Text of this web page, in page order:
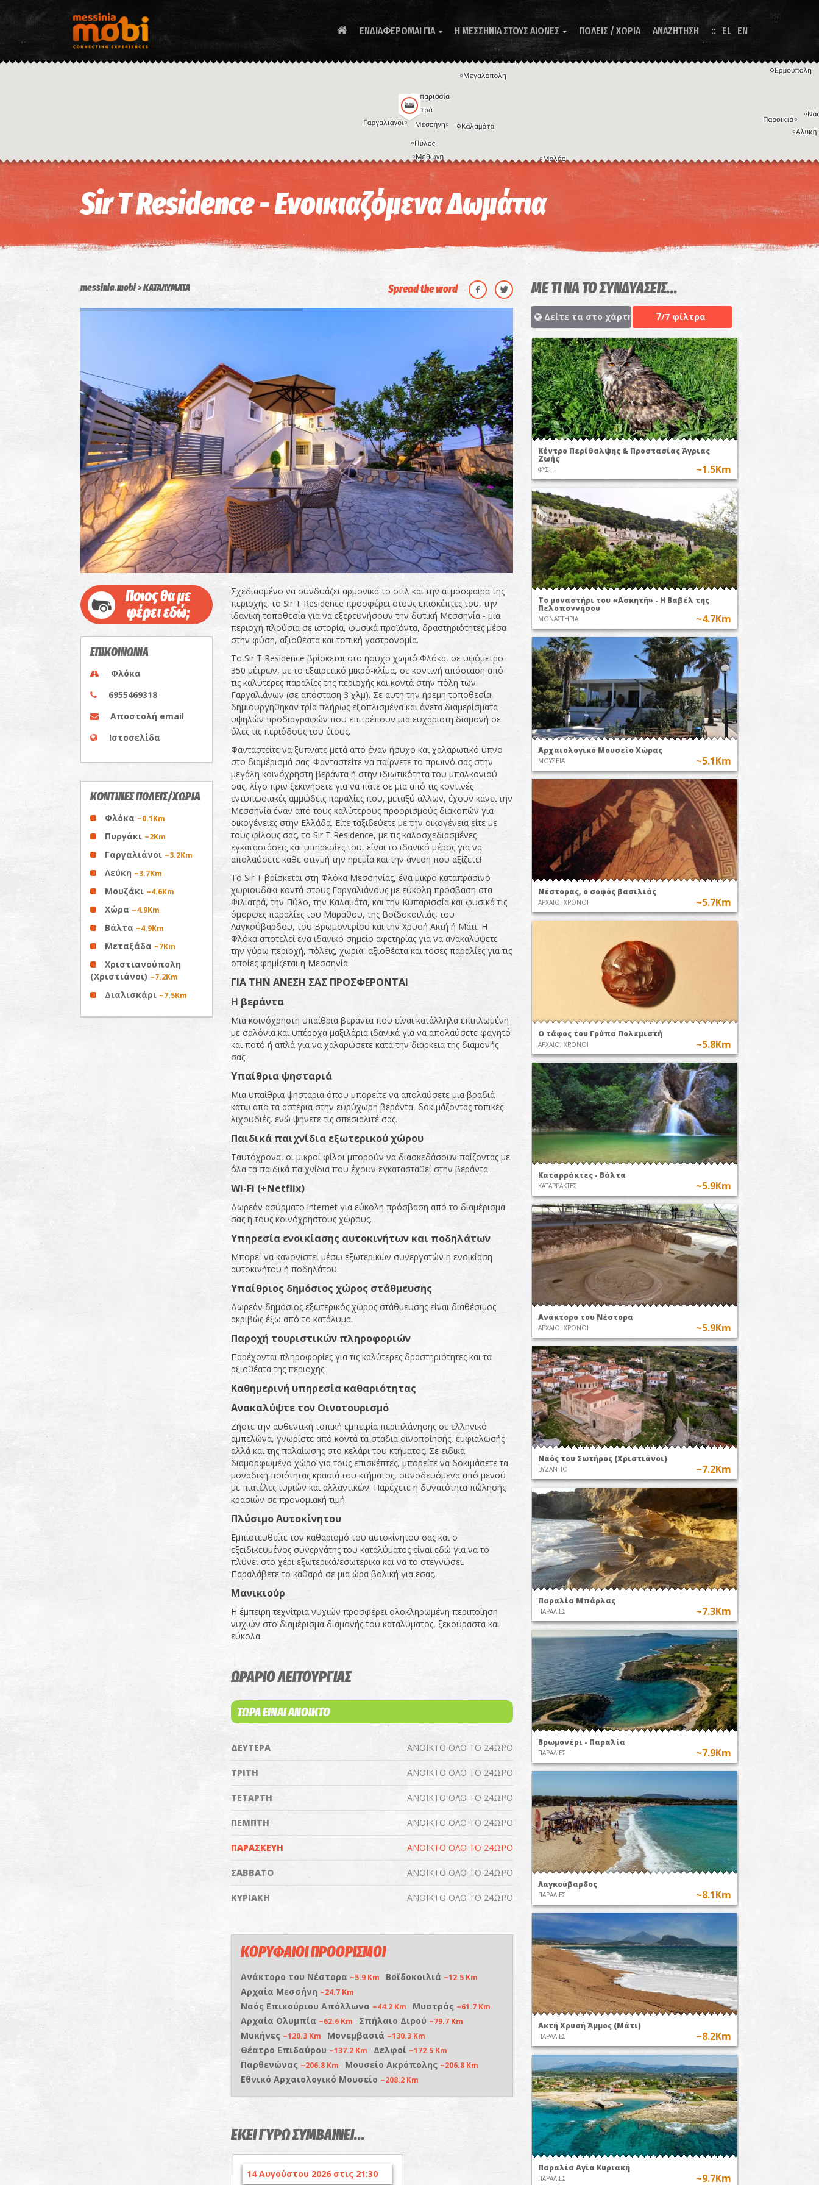
ΕΝΔΙΑΦΕΡΟΜΑΙ ΓΙΑ  Η ΜΕΣΣΗΝΙΑ ΣΤΟΥΣ ΑΙΩΝΕΣ  ΠΟΛΕΙΣ / ΧΩΡΙΑ ΑΝΑΖΗΤΗΣΗ EL EN
Συντομεύσεις πληκτρολογίου Η εικόνα ενδέχεται να υπόκειται σε πνευματικά δικαιώματα
Sir T Residence - Ενοικιαζόμενα Δωμάτια
messinia.mobi ΚΑΤΑΛΥΜΑΤΑ Spread the word
Ποιος θα με
φέρει εδώ;
ΕΠΙΚΟΙΝΩΝΙΑ
Φλόκα
6955469318
Αποστολή email
Ιστοσελίδα
ΚΟΝΤΙΝΕΣ ΠΟΛΕΙΣ/ΧΩΡΙΑ
Φλόκα ~0.1Km
Πυργάκι ~2Km
Γαργαλιάνοι ~3.2Km
Λεύκη ~3.7Km
Μουζάκι ~4.6Km
Χώρα ~4.9Km
Βάλτα ~4.9Km
Μεταξάδα ~7Km
Χριστιανούπολη
(Χριστιάνοι) ~7.2Km
Διαλισκάρι ~7.5Km
Σχεδιασμένο να συνδυάζει αρμονικά το στιλ και την ατμόσφαιρα της
περιοχής, το Sir T Residence προσφέρει στους επισκέπτες του, την
ιδανική τοποθεσία για να εξερευνήσουν την δυτική Μεσσηνία - μια
περιοχή πλούσια σε ιστορία, φυσικά προϊόντα, δραστηριότητες μέσα
στην φύση, αξιοθέατα και τοπική γαστρονομία.
Το Sir T Residence βρίσκεται στο ήσυχο χωριό Φλόκα, σε υψόμετρο
350 μέτρων, με το εξαιρετικό μικρό-κλίμα, σε κοντινή απόσταση από
τις καλύτερες παραλίες της περιοχής και κοντά στην πόλη των
Γαργαλιάνων (σε απόσταση 3 χλμ). Σε αυτή την ήρεμη τοποθεσία,
δημιουργήθηκαν τρία πλήρως εξοπλισμένα και άνετα διαμερίσματα
υψηλών προδιαγραφών που επιτρέπουν μια ευχάριστη διαμονή σε
όλες τις περιόδους του έτους.
Φανταστείτε να ξυπνάτε μετά από έναν ήσυχο και χαλαρωτικό ύπνο
στο διαμέρισμά σας. Φανταστείτε να παίρνετε το πρωινό σας στην
μεγάλη κοινόχρηστη βεράντα ή στην ιδιωτικότητα του μπαλκονιού
σας, λίγο πριν ξεκινήσετε για να πάτε σε μια από τις κοντινές
εντυπωσιακές αμμώδεις παραλίες που, μεταξύ άλλων, έχουν κάνει την
Μεσσηνία έναν από τους καλύτερους προορισμούς διακοπών για
οικογένειες στην Ελλάδα. Είτε ταξιδεύετε με την οικογένεια είτε με
τους φίλους σας, το Sir T Residence, με τις καλοσχεδιασμένες
εγκαταστάσεις και υπηρεσίες του, είναι το ιδανικό μέρος για να
απολαύσετε κάθε στιγμή την ηρεμία και την άνεση που αξίζετε!
Το Sir T βρίσκεται στη Φλόκα Μεσσηνίας, ένα μικρό καταπράσινο
χωριουδάκι κοντά στους Γαργαλιάνους με εύκολη πρόσβαση στα
Φιλιατρά, την Πύλο, την Καλαμάτα, και την Κυπαρισσία και φυσικά τις
όμορφες παραλίες του Μαράθου, της Βοϊδοκοιλιάς, του
Λαγκούβαρδου, του Βρωμονερίου και την Χρυσή Ακτή ή Μάτι. Η
Φλόκα αποτελεί ένα ιδανικό σημείο αφετηρίας για να ανακαλύψετε
την γύρω περιοχή, πόλεις, χωριά, αξιοθέατα και τόσες παραλίες για τις
οποίες φημίζεται η Μεσσηνία.
ΓΙΑ ΤΗΝ ΑΝΕΣΗ ΣΑΣ ΠΡΟΣΦΕΡΟNTAI
Η βεράντα
Μια κοινόχρηστη υπαίθρια βεράντα που είναι κατάλληλα επιπλωμένη
με σαλόνια και υπέροχα μαξιλάρια ιδανικά για να απολαύσετε φαγητό
και ποτό ή απλά για να χαλαρώσετε κατά την διάρκεια της διαμονής
σας
Υπαίθρια ψησταριά
Μια υπαίθρια ψησταριά όπου μπορείτε να απολαύσετε μια βραδιά
κάτω από τα αστέρια στην ευρύχωρη βεράντα, δοκιμάζοντας τοπικές
λιχουδιές, ενώ ψήνετε τις σπεσιαλιτέ σας.
Παιδικά παιχνίδια εξωτερικού χώρου
Ταυτόχρονα, οι μικροί φίλοι μπορούν να διασκεδάσουν παίζοντας με
όλα τα παιδικά παιχνίδια που έχουν εγκατασταθεί στην βεράντα.
Wi-Fi (+Netflix)
Δωρεάν ασύρματο internet για εύκολη πρόσβαση από το διαμέρισμά
σας ή τους κοινόχρηστους χώρους.
Υπηρεσία ενοικίασης αυτοκινήτων και ποδηλάτων
Μπορεί να κανονιστεί μέσω εξωτερικών συνεργατών η ενοικίαση
αυτοκινήτου ή ποδηλάτου.
Υπαίθριος δημόσιος χώρος στάθμευσης
Δωρεάν δημόσιος εξωτερικός χώρος στάθμευσης είναι διαθέσιμος
ακριβώς έξω από τo κατάλυμα.
Παροχή τουριστικών πληροφοριών
Παρέχονται πληροφορίες για τις καλύτερες δραστηριότητες και τα
αξιοθέατα της περιοχής.
Καθημερινή υπηρεσία καθαριότητας
Ανακαλύψτε τον Οινοτουρισμό
Ζήστε την αυθεντική τοπική εμπειρία περιπλάνησης σε ελληνικό
αμπελώνα, γνωρίστε από κοντά τα στάδια οινοποίησής, εμφιάλωσής
αλλά και της παλαίωσης στο κελάρι του κτήματος. Σε ειδικά
διαμορφωμένο χώρο για τους επισκέπτες, μπορείτε να δοκιμάσετε τα
μοναδική ποιότητας κρασιά του κτήματος, συνοδευόμενα από μενού
με πιατέλες τυριών και αλλαντικών. Παρέχετε η δυνατότητα πώλησής
κρασιών σε προνομιακή τιμή.
Πλύσιμο Αυτοκίνητου
Εμπιστευθείτε τον καθαρισμό του αυτοκίνητου σας και ο
εξειδικευμένος συνεργάτης του καταλύματος είναι εδώ για να το
πλύνει στο χέρι εξωτερικά/εσωτερικά και να το στεγνώσει.
Παραλάβετε το καθαρό σε μια ώρα βολική για εσάς.
Μανικιούρ
Η έμπειρη τεχνίτρια νυχιών προσφέρει ολοκληρωμένη περιποίηση
νυχιών στο διαμέρισμα διαμονής του καταλύματος, ξεκούραστα και
εύκολα.
ΩΡΑΡΙΟ ΛΕΙΤΟΥΡΓΙΑΣ
ΤΩΡΑ ΕΙΝΑΙ ΑΝΟΙΚΤΟ
ΔΕΥΤΕΡΑ ΑΝΟΙΚΤΟ ΟΛΟ ΤΟ 24ΩΡΟ
ΤΡΙΤΗ ΑΝΟΙΚΤΟ ΟΛΟ ΤΟ 24ΩΡΟ
ΤΕΤΑΡΤΗ ΑΝΟΙΚΤΟ ΟΛΟ ΤΟ 24ΩΡΟ
ΠΕΜΠΤΗ ΑΝΟΙΚΤΟ ΟΛΟ ΤΟ 24ΩΡΟ
ΠΑΡΑΣΚΕΥΗ ΑΝΟΙΚΤΟ ΟΛΟ ΤΟ 24ΩΡΟ
ΣΑΒΒΑΤΟ ΑΝΟΙΚΤΟ ΟΛΟ ΤΟ 24ΩΡΟ
ΚΥΡΙΑΚΗ ΑΝΟΙΚΤΟ ΟΛΟ ΤΟ 24ΩΡΟ
ΚΟΡΥΦΑΙΟΙ ΠΡΟΟΡΙΣΜΟΙ
Ανάκτορο του Νέστορα ~5.9 Km Βοϊδοκοιλιά ~12.5 Km
Αρχαία Μεσσήνη ~24.7 Km
Ναός Επικούριου Απόλλωνα ~44.2 Km Μυστράς ~61.7 Km
Αρχαία Ολυμπία ~62.6 Km Σπήλαιο Διρού ~79.7 Km
Μυκήνες ~120.3 Km Μονεμβασιά ~130.3 Km
Θέατρο Επιδαύρου ~137.2 Km Δελφοί ~172.5 Km
Παρθενώνας ~206.8 Km Μουσείο Ακρόπολης ~206.8 Km
Εθνικό Αρχαιολογικό Μουσείο ~208.2 Km
ΕΚΕΙ ΓΥΡΩ ΣΥΜΒΑΙΝΕΙ...
14 Αυγούστου 2026 στις 21:30
ΜΕ ΤΙ ΝΑ ΤΟ ΣΥΝΔΥΑΣΕΙΣ...
Δείτε τα στο χάρτη 7/7 φίλτρα
Κέντρο Περίθαλψης & Προστασίας Άγριας
Ζωής
ΦΥΣΗ ~1.5Km
Το μοναστήρι του «Ασκητή» - Η Βαβέλ της
Πελοποννήσου
ΜΟΝΑΣΤΗΡΙΑ ~4.7Km
Αρχαιολογικό Μουσείο Χώρας
ΜΟΥΣΕΙΑ ~5.1Km
Νέστορας, ο σοφός βασιλιάς
ΑΡΧΑΙΟΙ ΧΡΟΝΟΙ ~5.7Km
Ο τάφος του Γρύπα Πολεμιστή
ΑΡΧΑΙΟΙ ΧΡΟΝΟΙ ~5.8Km
Καταρράκτες - Βάλτα
ΚΑΤΑΡΡΑΚΤΕΣ ~5.9Km
Ανάκτορο του Νέστορα
ΑΡΧΑΙΟΙ ΧΡΟΝΟΙ ~5.9Km
Ναός του Σωτήρος (Χριστιάνοι)
ΒΥΖΑΝΤΙΟ ~7.2Km
Παραλία Μπάρλας
ΠΑΡΑΛΙΕΣ ~7.3Km
Βρωμονέρι - Παραλία
ΠΑΡΑΛΙΕΣ ~7.9Km
Λαγκούβαρδος
ΠΑΡΑΛΙΕΣ ~8.1Km
Ακτή Χρυσή Άμμος (Μάτι)
ΠΑΡΑΛΙΕΣ ~8.2Km
Παραλία Αγία Κυριακή
ΠΑΡΑΛΙΕΣ ~9.7Km